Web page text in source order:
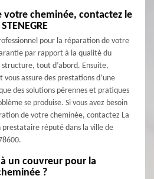
votre cheminée, contactez le
pour la réparation de votre
par rapport à la qualité du
tout d’abord. Ensuite,
assure des prestations d’une
des solutions pérennes et pratiques
se produise. Si vous avez besoin
de votre cheminée, contactez La
prestataire réputé dans la ville de
un couvreur pour la
?